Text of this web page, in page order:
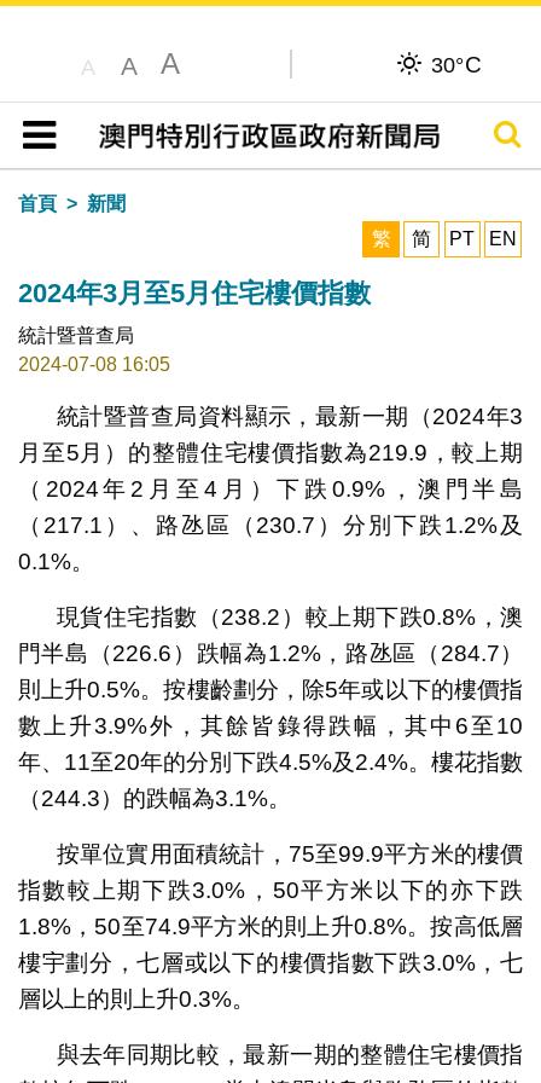
A A A 30°C
目錄
搜尋
首頁
新聞
繁
简 PT EN
2024年3月至5月住宅樓價指數
統計暨普查局
2024-07-08 16:05
統計暨普查局資料顯示，最新一期（2024年3
月至5月）的整體住宅樓價指數為219.9，較上期
（2024年2月至4月）下跌0.9%，澳門半島
（217.1）、路氹區（230.7）分別下跌1.2%及
0.1%。
現貨住宅指數（238.2）較上期下跌0.8%，澳
門半島（226.6）跌幅為1.2%，路氹區（284.7）
則上升0.5%。按樓齡劃分，除5年或以下的樓價指
數上升3.9%外，其餘皆錄得跌幅，其中6至10
年、11至20年的分別下跌4.5%及2.4%。樓花指數
（244.3）的跌幅為3.1%。
按單位實用面積統計，75至99.9平方米的樓價
指數較上期下跌3.0%，50平方米以下的亦下跌
1.8%，50至74.9平方米的則上升0.8%。按高低層
樓宇劃分，七層或以下的樓價指數下跌3.0%，七
層以上的則上升0.3%。
與去年同期比較，最新一期的整體住宅樓價指